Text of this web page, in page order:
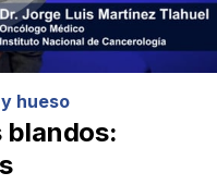
hueso
blandos: